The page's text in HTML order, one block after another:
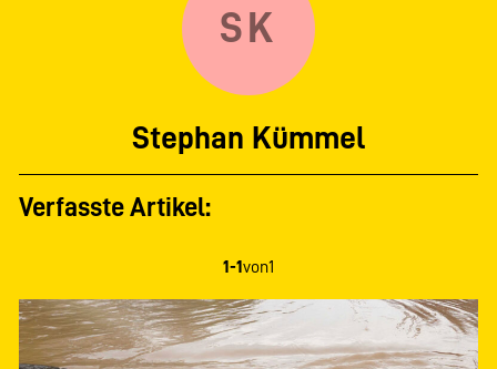
SK
Stephan Kümmel
Verfasste Artikel:
1-1von1